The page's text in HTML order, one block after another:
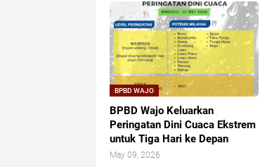
BPBD WAJO
BPBD Wajo Keluarkan
Peringatan Dini Cuaca Ekstrem
untuk Tiga Hari ke Depan
May 09, 2026